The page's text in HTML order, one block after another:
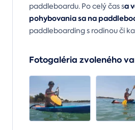
paddleboardu. Po celý čas sa
pohybovania sa na
paddleboarding s rodinou či
Fotogaléria zvoleného